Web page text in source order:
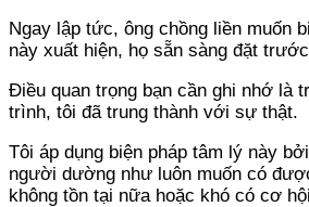
Ngay lập tức, ông chồng liền muốn
này xuất hiện, họ sẵn sàng đặt
Điều quan trọng bạn cần ghi nhớ là
trình, tôi đã trung thành với sự thật.
Tôi áp dụng biện pháp tâm lý này
người dường như luôn muốn có
không tồn tại nữa hoặc khó có cơ